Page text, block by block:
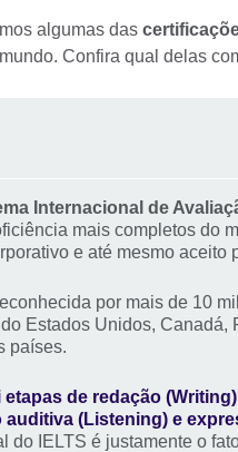
algumas das
Confira qual delas
Internacional de
mais completos do
e até mesmo aceito
por mais de 10
Estados Unidos,
países.
de redação
auditiva (Listening) e
do IELTS é justamente o